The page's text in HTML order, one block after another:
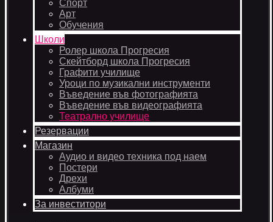
Спорт
Арт
Обучения
Школи
Ролер школа Прогресия
Скейтборд школа Прогресия
Графити училище
Уроци по музикални инструменти
Въведение във фотографията
Въведение във видеографията
Театрално училище
Резервации
Магазин
Аудио и видео техника под наем
Постери
Дрехи
Албуми
За инвеститори